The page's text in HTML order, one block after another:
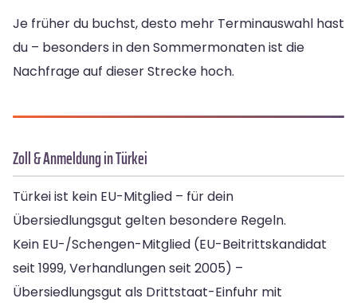
Je früher du buchst, desto mehr Terminauswahl hast
du – besonders in den Sommermonaten ist die
Nachfrage auf dieser Strecke hoch.
Zoll & Anmeldung in Türkei
Türkei ist kein EU-Mitglied – für dein
Übersiedlungsgut gelten besondere Regeln.
Kein EU-/Schengen-Mitglied (EU-Beitrittskandidat
seit 1999, Verhandlungen seit 2005) –
Übersiedlungsgut als Drittstaat-Einfuhr mit